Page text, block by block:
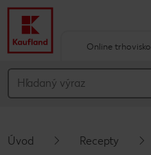
Hlavný obsah
Online trhovisko
Úvod Recepty